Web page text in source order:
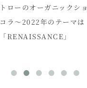
トローのオーガニックショ
コラ～2022年のテーマは
「RENAISSANCE」